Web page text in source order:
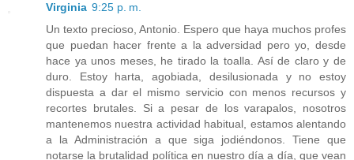
Virginia 9:25 p. m.
Un texto precioso, Antonio. Espero que haya muchos profes
que puedan hacer frente a la adversidad pero yo, desde
hace ya unos meses, he tirado la toalla. Así de claro y de
duro. Estoy harta, agobiada, desilusionada y no estoy
dispuesta a dar el mismo servicio con menos recursos y
recortes brutales. Si a pesar de los varapalos, nosotros
mantenemos nuestra actividad habitual, estamos alentando
a la Administración a que siga jodiéndonos. Tiene que
notarse la brutalidad política en nuestro día a día, que vean